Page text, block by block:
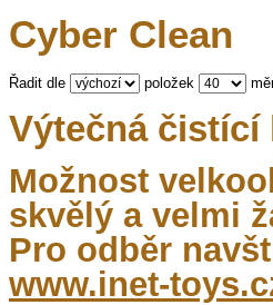
Cyber Clean
Řadit dle položek
Výtečná
Možnost
skvělý a velmi
Pro odběr
www.inet-